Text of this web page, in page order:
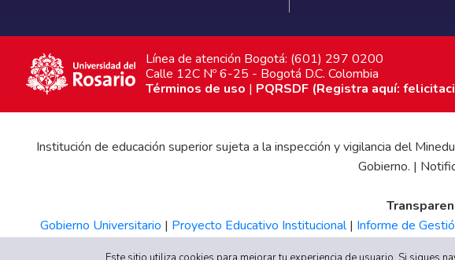
Línea de atención Bogotá: (601) 297 0200
Calle 12C Nº 6-25 - Bogotá D.C. Colombia
Términos de uso | PQRSDF (Registra aquí:
Institución de educación superior sujeta a la inspección y vigilancia del
Gobierno. |
Gobierno Universitario | Proyecto Educativo Institucional| Informe de